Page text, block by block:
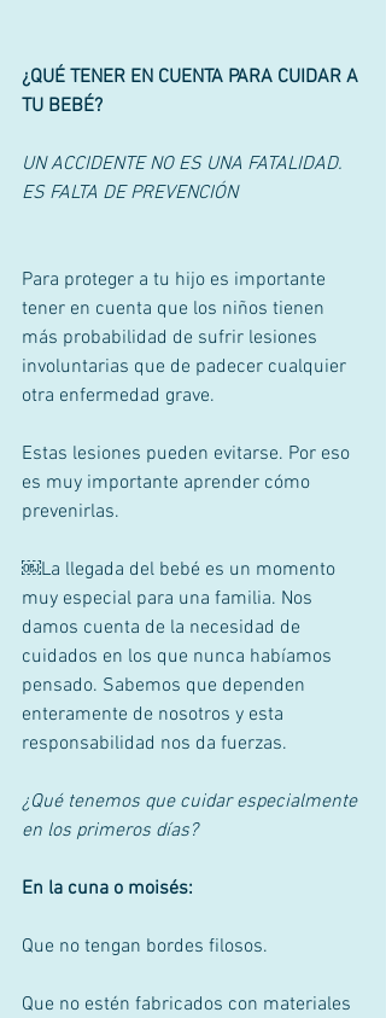
¿QUÉ TENER EN CUENTA PARA CUIDAR A
TU BEBÉ?
UN ACCIDENTE NO ES UNA FATALIDAD.
ES FALTA DE PREVENCIÓN
Para proteger a tu hijo es importante
tener en cuenta que los niños tienen
más probabilidad de sufrir lesiones
involuntarias que de padecer cualquier
otra enfermedad grave.
Estas lesiones pueden evitarse. Por eso
es muy importante aprender cómo
prevenirlas.
￼La llegada del bebé es un momento
muy especial para una familia. Nos
damos cuenta de la necesidad de
cuidados en los que nunca habíamos
pensado. Sabemos que dependen
enteramente de nosotros y esta
responsabilidad nos da fuerzas.
¿Qué tenemos que cuidar especialmente
en los primeros días?
En la cuna o moisés:
Que no tengan bordes filosos.
Que no estén fabricados con materiales